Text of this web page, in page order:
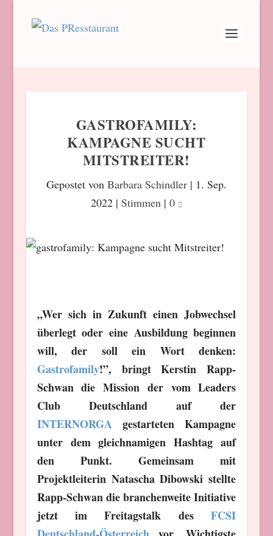
GASTROFAMILY:
KAMPAGNE SUCHT
MITSTREITER!
Gepostet von Barbara Schindler| 1. Sep.
2022| Stimmen| 0
„Wer sich in Zukunft einen Jobwechsel
überlegt oder eine Ausbildung beginnen
will, der soll ein Wort denken:
Gastrofamily!”, bringt Kerstin Rapp-
Schwan die Mission der vom Leaders
Club Deutschland auf der
INTERNORGAgestarteten Kampagne
unter dem gleichnamigen Hashtag auf
den Punkt. Gemeinsam mit
Projektleiterin Natascha Dibowski stellte
Rapp-Schwan die branchenweite Initiative
jetzt im Freitagstalk desFCSI